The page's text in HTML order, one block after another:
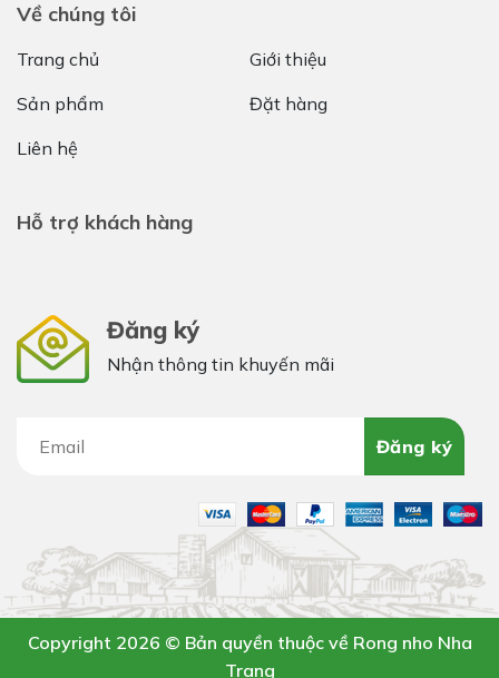
Về chúng tôi
Trang chủ
Giới thiệu
Sản phẩm
Đặt hàng
Liên hệ
Hỗ trợ khách hàng
Đăng ký
Nhận thông tin khuyến mãi
Copyright 2026 © Bản quyền thuộc về Rong nho Nha
Trang